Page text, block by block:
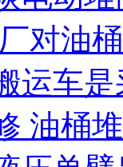
对油
运车
油桶